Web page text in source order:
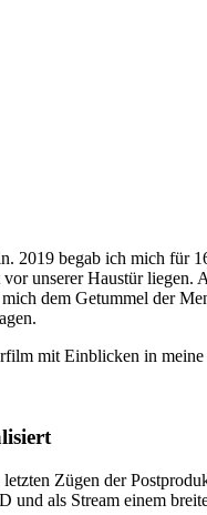
2019 begab ich mich für
unserer Haustür
dem Getummel der
mit Einblicken in
Zügen der
als Stream einem